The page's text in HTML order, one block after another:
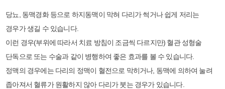
당뇨, 동맥경화 등으로 하지동맥이 막혀 다리가 썩거나 쉽게 저리는
경우가 생길 수 있습니다.
이런 경우(부위에 따라서 치료 방침이 조금씩 다르지만) 혈관 성형술
단독으로 또는 수술과 같이 병행하여 좋은 효과를 볼 수 있습니다.
정맥의 경우에는 다리의 정맥이 혈전으로 막히거나, 동맥에 의하여 눌려
좁아져서 혈류가 원활하지 않아 다리가 붓는 경우가 있습니다.